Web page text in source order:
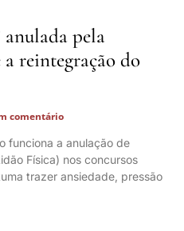
pela
a reintegração do
comentário
funciona a anulação de
Física) nos concursos
trazer ansiedade, pressão